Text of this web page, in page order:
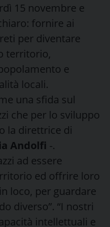
15 novembre e
fornire ai
per diventare
territorio,
e
locali.
una sfida sul
che per lo sviluppo
la direttrice di
Andolfi -.
ad essere
ed offrire loro
loco, per guardare
diverso”. “I nostri
intellettuali e